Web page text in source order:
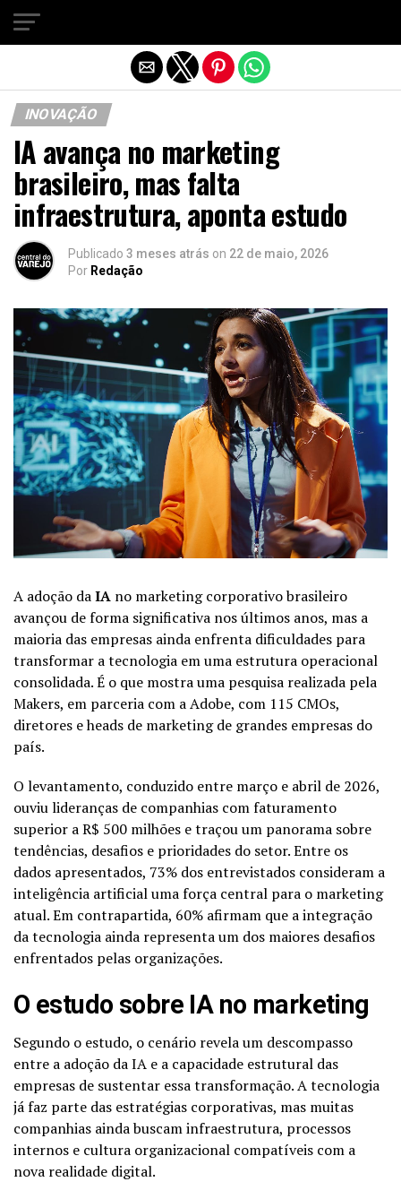
INOVAÇÃO
IA avança no marketing
brasileiro, mas falta
infraestrutura, aponta estudo
Publicado 3 meses atrás on 22 de maio, 2026
Por Redação
A adoção daIA no marketingcorporativo brasileiro
avançou de forma significativa nos últimos anos, mas a
maioria das empresas ainda enfrenta dificuldades para
transformar a tecnologia em uma estrutura operacional
consolidada. É o que mostra uma pesquisa realizada pela
Makers, em parceria com a Adobe, com 115 CMOs,
diretores e heads de marketing de grandes empresas do
país.
O levantamento, conduzido entre março e abril de 2026,
ouviu lideranças de companhias com faturamento
superior a R$ 500 milhões e traçou um panorama sobre
tendências, desafios e prioridades do setor. Entre os
dados apresentados, 73% dos entrevistados consideram a
inteligência artificial uma força central para o marketing
atual. Em contrapartida, 60% afirmam que a integração
da tecnologia ainda representa um dos maiores desafios
enfrentados pelas organizações.
O estudo sobre IA no marketing
Segundo o estudo, o cenário revela um descompasso
entre a adoção da IA e a capacidade estrutural das
empresas de sustentar essa transformação. A tecnologia
já faz parte das estratégias corporativas, mas muitas
companhias ainda buscam infraestrutura, processos
internos e cultura organizacional compatíveis com a
nova realidade digital.